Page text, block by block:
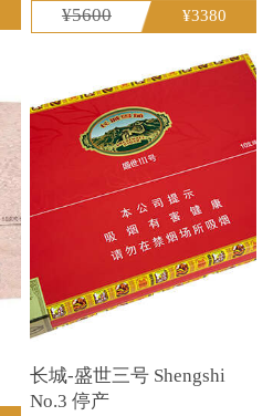
¥5600 ¥3380
长城-盛世三号 Shengshi
No.3 停产